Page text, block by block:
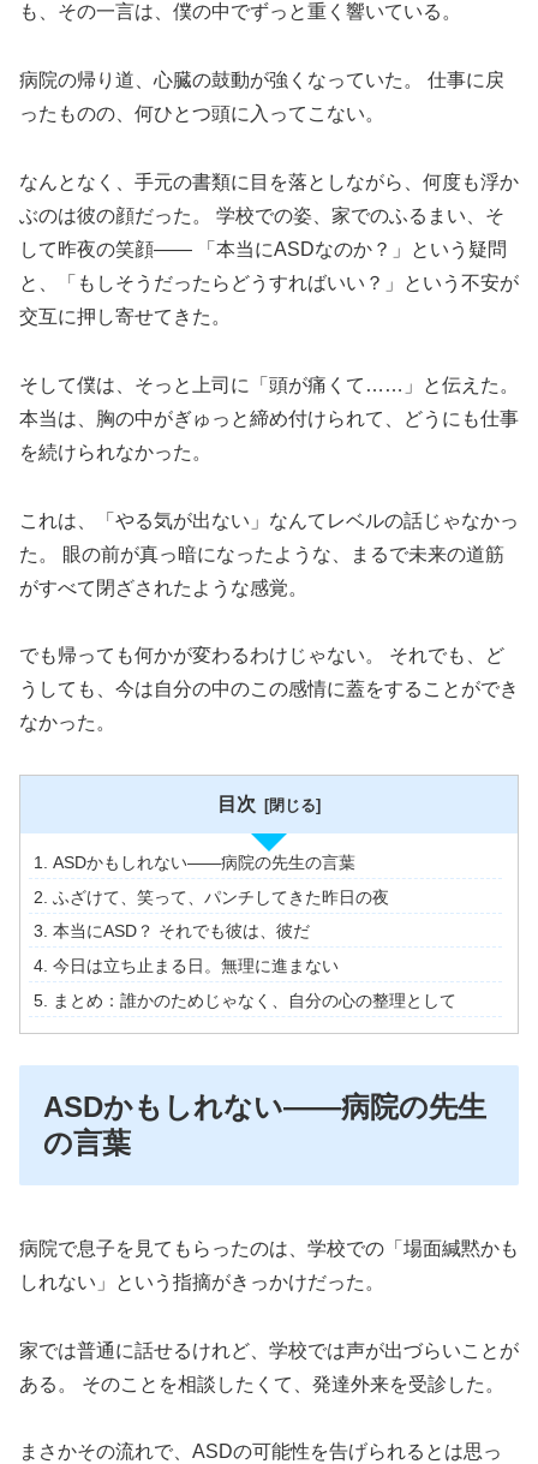
も、その一言は、僕の中でずっと重く響いている。
病院の帰り道、心臓の鼓動が強くなっていた。 仕事に戻
ったものの、何ひとつ頭に入ってこない。
なんとなく、手元の書類に目を落としながら、何度も浮か
ぶのは彼の顔だった。 学校での姿、家でのふるまい、そ
して昨夜の笑顔—— 「本当にASDなのか？」という疑問
と、「もしそうだったらどうすればいい？」という不安が
交互に押し寄せてきた。
そして僕は、そっと上司に「頭が痛くて……」と伝えた。
本当は、胸の中がぎゅっと締め付けられて、どうにも仕事
を続けられなかった。
これは、「やる気が出ない」なんてレベルの話じゃなかっ
た。 眼の前が真っ暗になったような、まるで未来の道筋
がすべて閉ざされたような感覚。
でも帰っても何かが変わるわけじゃない。 それでも、ど
うしても、今は自分の中のこの感情に蓋をすることができ
なかった。
目次
ASDかもしれない——病院の先生の言葉
ふざけて、笑って、パンチしてきた昨日の夜
本当にASD？ それでも彼は、彼だ
今日は立ち止まる日。無理に進まない
まとめ：誰かのためじゃなく、自分の心の整理として
ASDかもしれない——病院の先生
の言葉
病院で息子を見てもらったのは、学校での「場面緘黙かも
しれない」という指摘がきっかけだった。
家では普通に話せるけれど、学校では声が出づらいことが
ある。 そのことを相談したくて、発達外来を受診した。
まさかその流れで、ASDの可能性を告げられるとは思っ